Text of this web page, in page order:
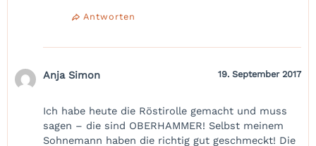
Antworten
Anja Simon 19. September 2017
Ich habe heute die Röstirolle gemacht und muss
sagen – die sind OBERHAMMER! Selbst meinem
Sohnemann haben die richtig gut geschmeckt! Die